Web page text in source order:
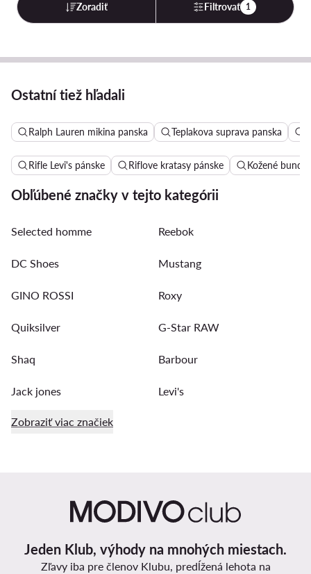
Zoradiť Filtrovať 1
Ostatní tiež hľadali
Ralph Lauren mikina panska Teplakova suprava panska
Rifle Levi's pánske Riflove kratasy pánske Kožené bundy
Obľúbené značky v tejto kategórii
Selected homme Reebok
DC Shoes Mustang
GINO ROSSI Roxy
Quiksilver G-Star RAW
Shaq Barbour
Jack jones Levi's
Zobraziť viac značiek
Jeden Klub, výhody na mnohých miestach.
Zľavy iba pre členov Klubu, predĺžená lehota na